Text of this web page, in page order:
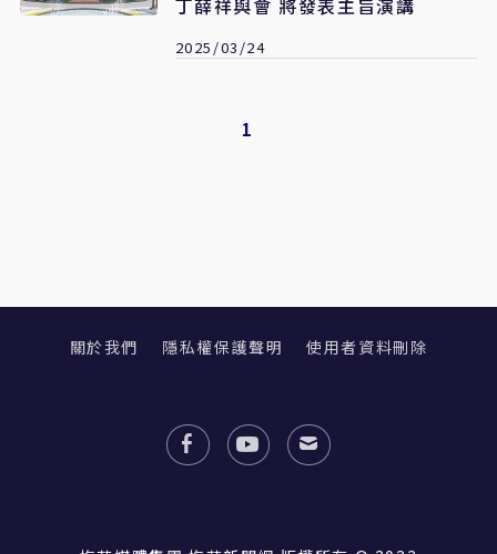
2025/03/24
1
關於我們 隱私權保護聲明 使用者資料刪除